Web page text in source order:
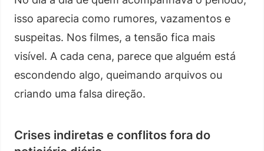
isso aparecia como rumores, vazamentos e
suspeitas. Nos filmes, a tensão fica mais
visível. A cada cena, parece que alguém está
escondendo algo, queimando arquivos ou
criando uma falsa direção.
Crises indiretas e conflitos fora do